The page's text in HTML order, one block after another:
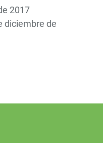
2017
diciembre de